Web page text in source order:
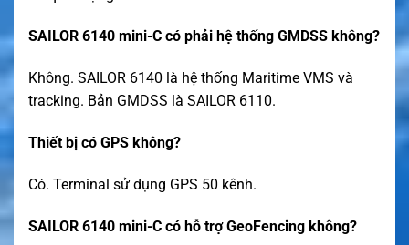
SAILOR 6140 mini-C có phải hệ thống GMDSS không?
Không. SAILOR 6140 là hệ thống Maritime VMS và
tracking. Bản GMDSS là SAILOR 6110.
Thiết bị có GPS không?
Có. Terminal sử dụng GPS 50 kênh.
SAILOR 6140 mini-C có hỗ trợ GeoFencing không?